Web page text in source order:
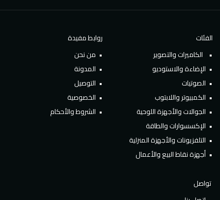
الفئات
الكاميرات والتصوير
الإضاءة والاستوديو
الصوتيات
الكمبيوتر واللابتوب
الجوالات والأجهزة اللوحية
الإكسسوارات والطاقة
التلفزيونات والأجهزة المنزلية
أجهزة نقاط البيع والأعمال
روابط مفيدة
من نحن
المدونة
التوصيل
الخصوصية
الشروط والأحكام
تواصل